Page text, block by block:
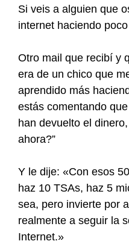
Si veis a alguien que
internet haciendo
Otro mail que recibí y
era de un chico que
aprendido más
estás comentando
han devuelto el
ahora?”
Y le dije: «Con esos
haz 10 TSAs, haz 5
sea, pero invierte por
realmente a seguir la
Internet.»